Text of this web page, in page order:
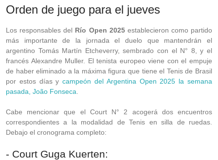
Orden de juego para el jueves
Los responsables del Río Open 2025establecieron como partido
más importante de la jornada el duelo que mantendrán el
argentino Tomás Martín Etcheverry, sembrado con el N° 8, y el
francés Alexandre Muller. El tenista europeo viene con el empuje
de haber eliminado a la máxima figura que tiene el Tenis de Brasil
por estos días ycampeón del Argentina Open 2025 la semana
pasada, João Fonseca
Cabe mencionar que el Court N° 2 acogerá dos encuentros
correspondientes a la modalidad de Tenis en silla de ruedas.
Debajo el cronograma completo:
- Court Guga Kuerten: